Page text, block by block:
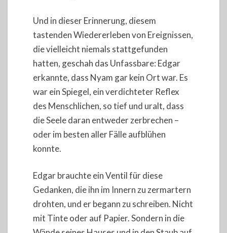
Und in dieser Erinnerung, diesem
tastenden Wiedererleben von Ereignissen,
die vielleicht niemals stattgefunden
hatten, geschah das Unfassbare: Edgar
erkannte, dass Nyam gar kein Ort war. Es
war ein Spiegel, ein verdichteter Reflex
des Menschlichen, so tief und uralt, dass
die Seele daran entweder zerbrechen –
oder im besten aller Fälle aufblühen
konnte.
Edgar brauchte ein Ventil für diese
Gedanken, die ihn im Innern zu zermartern
drohten, und er begann zu schreiben. Nicht
mit Tinte oder auf Papier. Sondern in die